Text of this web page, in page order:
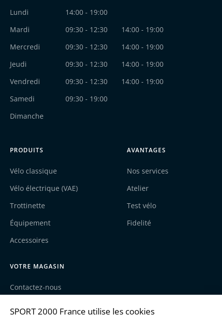
Lundi
14:00 - 19:00
Mardi
09:30 - 12:30
14:00 - 19:00
Mercredi
09:30 - 12:30
14:00 - 19:00
Jeudi
09:30 - 12:30
14:00 - 19:00
Vendredi
09:30 - 12:30
14:00 - 19:00
Samedi
09:30 - 19:00
Dimanche
PRODUITS
Vélo classique
Vélo électrique (VAE)
Trottinette
Équipement
Accessoires
AVANTAGES
Nos services
Atelier
Test vélo
Fidelité
VOTRE MAGASIN
Contactez-nous